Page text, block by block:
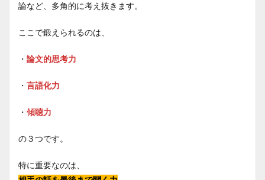
論など、多角的に考え抜きます。
ここで鍛えられるのは、
・ 論文的思考力
・ 言語化力
・ 傾聴力
の３つです。
特に重要なのは、